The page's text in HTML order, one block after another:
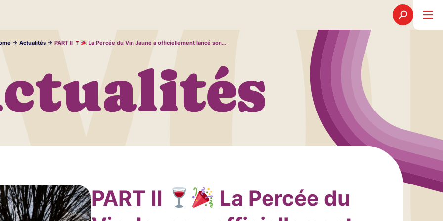
->Actualités ->PART II La Percée du Vin Jaune a officiellement lancé son…
PART II
La Percée du